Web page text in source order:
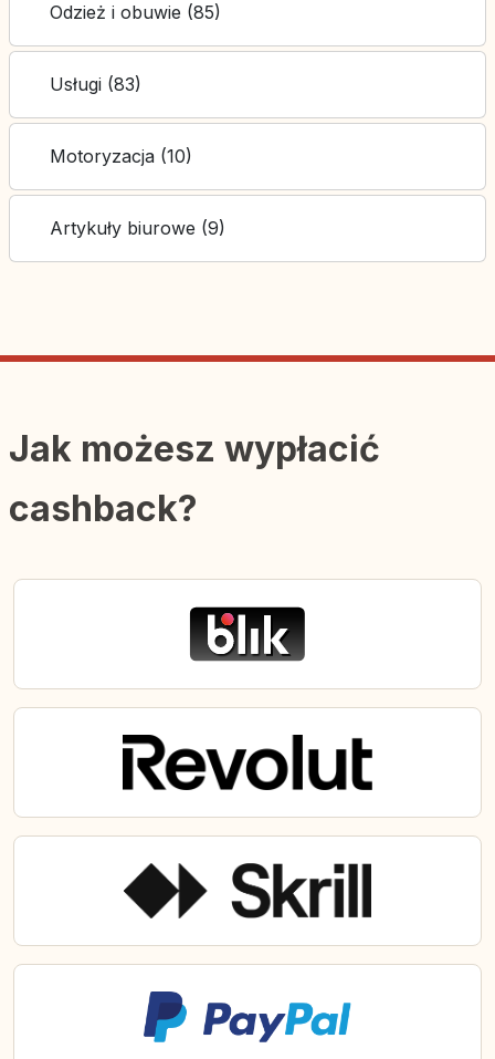
Odzież i obuwie (85)
Usługi (83)
Motoryzacja (10)
Artykuły biurowe (9)
Jak możesz wypłacić
cashback?